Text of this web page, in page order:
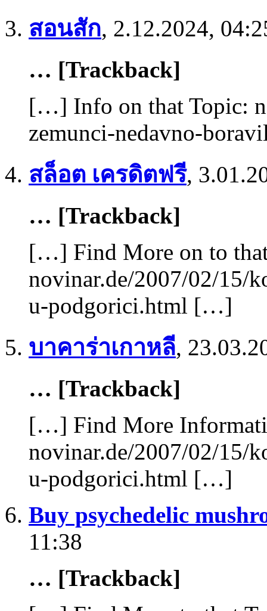
สอนสัก, 2.12.2024,
… [Trackback]
[…] Info on that Topic:
zemunci-nedavno-
สล็อต เครดิตฟรี,
… [Trackback]
[…] Find More on to
novinar.de/2007/02/15/
u-podgorici.html […]
บาคาร่าเกาหลี,
… [Trackback]
[…] Find More
novinar.de/2007/02/15/
u-podgorici.html […]
Buy psychedelic
11:38
… [Trackback]